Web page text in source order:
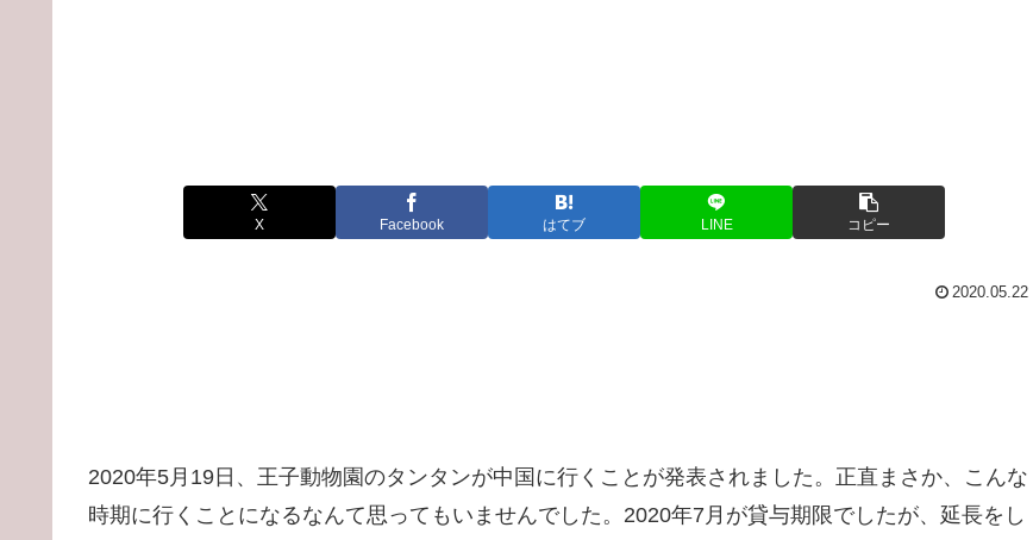
X Facebook はてブ LINE コピー
2020.05.22
2020年5月19日、王子動物園のタンタンが中国に行くことが発表されました。正直まさか、こんな
時期に行くことになるなんて思ってもいませんでした。2020年7月が貸与期限でしたが、延長をし